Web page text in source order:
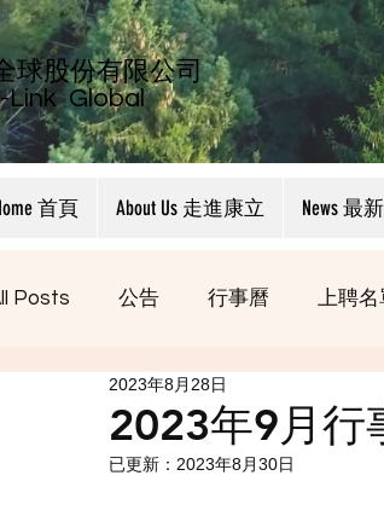
球股份有限公司
LinkGlobal
首頁 About Us 走進康立 News 最
Posts 公告 行事曆 上聘
2023年9月行
2023年8月28日
已更新： 2023年8月30日